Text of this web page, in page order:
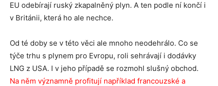
EU odebírají ruský zkapalněný plyn. A ten podle ní končí i
v Británii, která ho ale nechce.
Od té doby se v této věci ale mnoho neodehrálo. Co se
týče trhu s plynem pro Evropu, roli sehrávají i dodávky
LNG z USA. I v jeho případě se rozmohl slušný obchod.
Na něm významně profitují například francouzské a